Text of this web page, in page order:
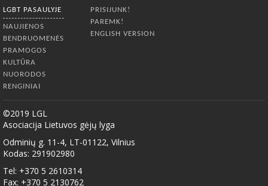
LGBT PASAULYJE
NAUJIENOS
BENDRUOMENĖS
PRAMOGOS
KULTŪRA
NUORODOS
RENGINIAI
PRISIJUNK!
PAREMK!
ENGLISH VERSION
©2019 LGL
Asociacija Lietuvos gėjų lyga
Odminių g. 11-4, LT-01122, Vilnius
Kodas: 291902980
Tel: +370 5 2610314
Fax: +370 5 2130762